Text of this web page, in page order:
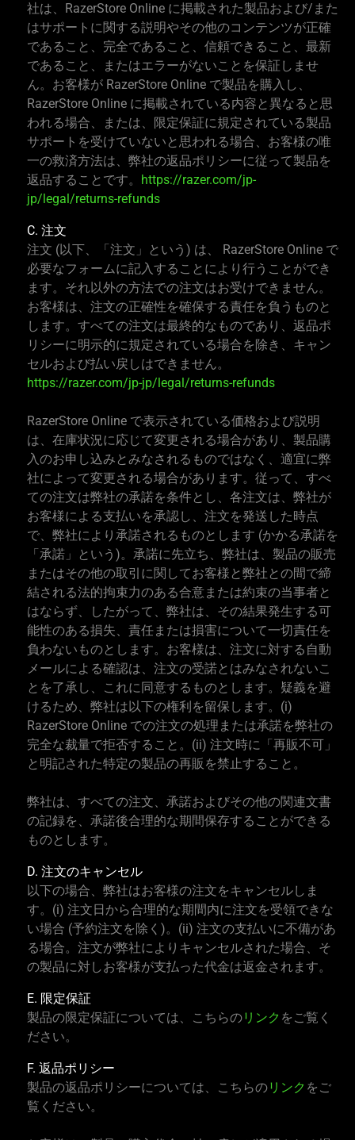
社は、RazerStore Online に掲載された製品および/また
はサポートに関する説明やその他のコンテンツが正確
であること、完全であること、信頼できること、最新
であること、またはエラーがないことを保証しませ
ん。お客様が RazerStore Online で製品を購入し、
RazerStore Online に掲載されている内容と異なると思
われる場合、または、限定保証に規定されている製品
サポートを受けていないと思われる場合、お客様の唯
一の救済方法は、弊社の返品ポリシーに従って製品を
返品することです。 https://razer.com/jp-
jp/legal/returns-refunds
C. 注文
注文 (以下、「注文」という) は、 RazerStore Online で
必要なフォームに記入することにより行うことができ
ます。それ以外の方法での注文はお受けできません。
お客様は、注文の正確性を確保する責任を負うものと
します。すべての注文は最終的なものであり、返品ポ
リシーに明示的に規定されている場合を除き、キャン
セルおよび払い戻しはできません。
https://razer.com/jp-jp/legal/returns-refunds
RazerStore Online で表示されている価格および説明
は、在庫状況に応じて変更される場合があり、製品購
入のお申し込みとみなされるものではなく、適宜に弊
社によって変更される場合があります。従って、すべ
ての注文は弊社の承諾を条件とし、各注文は、弊社が
お客様による支払いを承認し、注文を発送した時点
で、弊社により承諾されるものとします (かかる承諾を
「承諾」という)。承諾に先立ち、弊社は、製品の販売
またはその他の取引に関してお客様と弊社との間で締
結される法的拘束力のある合意または約束の当事者と
はならず、したがって、弊社は、その結果発生する可
能性のある損失、責任または損害について一切責任を
負わないものとします。お客様は、注文に対する自動
メールによる確認は、注文の受諾とはみなされないこ
とを了承し、これに同意するものとします。疑義を避
けるため、弊社は以下の権利を留保します。(i)
RazerStore Online での注文の処理または承諾を弊社の
完全な裁量で拒否すること。(ii) 注文時に「再販不可」
と明記された特定の製品の再販を禁止すること。
弊社は、すべての注文、承諾およびその他の関連文書
の記録を、承諾後合理的な期間保存することができる
ものとします。
D. 注文のキャンセル
以下の場合、弊社はお客様の注文をキャンセルしま
す。(i) 注文日から合理的な期間内に注文を受領できな
い場合 (予約注文を除く)。(ii) 注文の支払いに不備があ
る場合。注文が弊社によりキャンセルされた場合、そ
の製品に対しお客様が支払った代金は返金されます。
E. 限定保証
製品の限定保証については、こちらのリンク をご覧く
ださい。
F. 返品ポリシー
製品の返品ポリシーについては、こちらのリンク をご
覧ください。